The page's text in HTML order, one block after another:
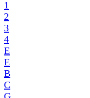
1
2
3
4
E
E
B
C